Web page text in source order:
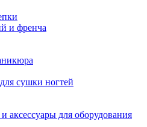
и френча
сушки ногтей
аксессуары для оборудования